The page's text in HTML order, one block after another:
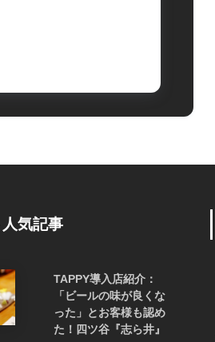
気記事
TAPPY導入店紹介：
「ビールの味が良くな
った」とお客様も認め
た！四ツ谷『志ら井』